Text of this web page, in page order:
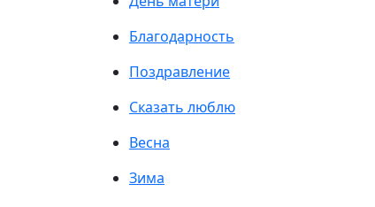
Благодарность
Поздравление
Сказать люблю
Весна
Зима